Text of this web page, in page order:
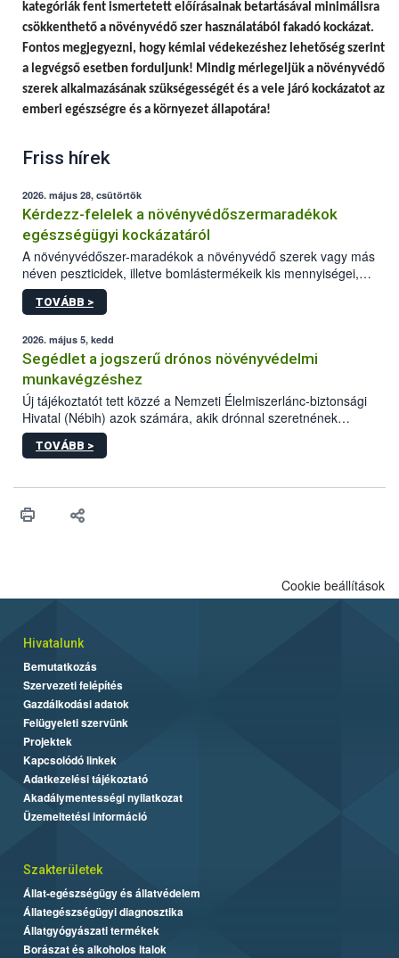
kategóriák fent ismertetett előírásainak betartásával minimálisra
csökkenthető a növényvédő szer használatából fakadó kockázat.
Fontos megjegyezni, hogy kémiai védekezéshez lehetőség szerint
a legvégső esetben forduljunk! Mindig mérlegeljük a növényvédő
szerek alkalmazásának szükségességét és a vele járó kockázatot az
emberi egészségre és a környezet állapotára!
Friss hírek
2026. május 28, csütörtök
Kérdezz-felelek a növényvédőszermaradékok
egészségügyi kockázatáról
A növényvédőszer-maradékok a növényvédő szerek vagy más
néven peszticidek, illetve bomlástermékeik kis mennyiségei,
melyek a terményekben vagy azok felületén a betakarítást,
szüretelést, illetve tárolást követően is megmaradhatnak. Az
mennyiségének esetenként a kezelt terményeken is jelen kell
lennie. Nem minden élelmiszer tartalmaz szermaradékot.
Azokban az élelmiszerekben is, melyekben kimutathatóak,
általában csak nagyon kis mennyiségben vannak jelen, így nem
jelenthetnek kockázatot a fogyasztó egészségére nézve.
TOVÁBB >
2026. május 5, kedd
Segédlet a jogszerű drónos növényvédelmi
munkavégzéshez
Új tájékoztatót tett közzé a Nemzeti Élelmiszerlánc-biztonsági
Hivatal (Nébih) azok számára, akik drónnal szeretnének
növényvédelmi vagy tápanyag-gazdálkodási tevékenységet
végezni Magyarországon. Az összefoglaló részletesen
műszaki és hatósági feltételek.
TOVÁBB >
Cookie beállítások
Hivatalunk
Bemutatkozás
Szervezeti felépítés
Gazdálkodási adatok
Felügyeleti szervünk
Projektek
Kapcsolódó linkek
Adatkezelési tájékoztató
Akadálymentességi nyilatkozat
Üzemeltetési információ
Szakterületek
Állat-egészségügy és állatvédelem
Állategészségügyi diagnosztika
Állatgyógyászati termékek
Borászat és alkoholos italok